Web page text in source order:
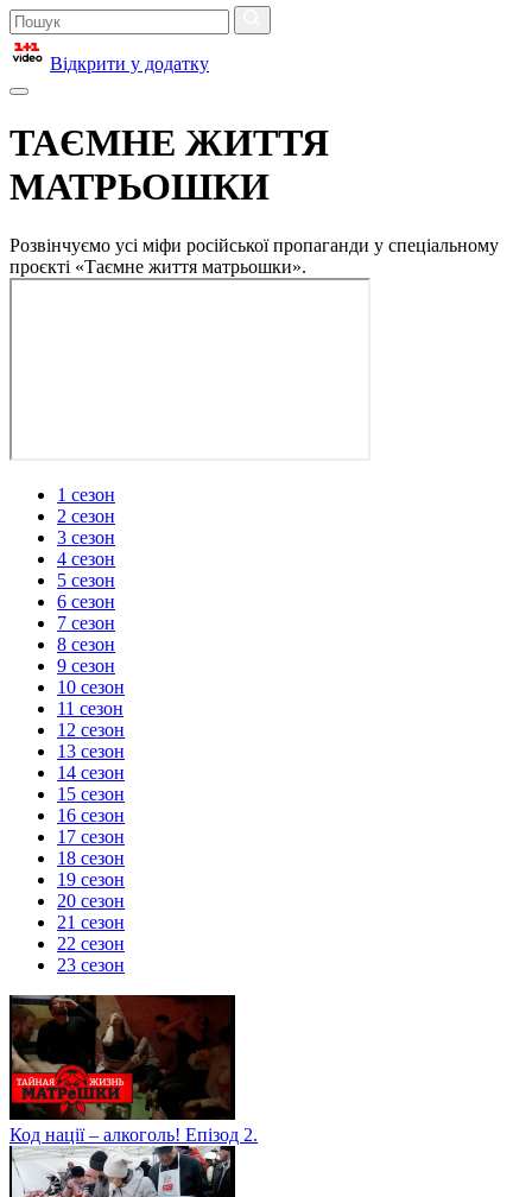
Відкрити у додатку
ТАЄМНЕ ЖИТТЯ
МАТРЬОШКИ
Розвінчуємо усі міфи російської пропаганди у спеціальному
проєкті «Таємне життя матрьошки».
1 сезон
2 сезон
3 сезон
4 сезон
5 сезон
6 сезон
7 сезон
8 сезон
9 сезон
10 сезон
11 сезон
12 сезон
13 сезон
14 сезон
15 сезон
16 сезон
17 сезон
18 сезон
19 сезон
20 сезон
21 сезон
22 сезон
23 сезон
Код нації – алкоголь! Епізод 2.